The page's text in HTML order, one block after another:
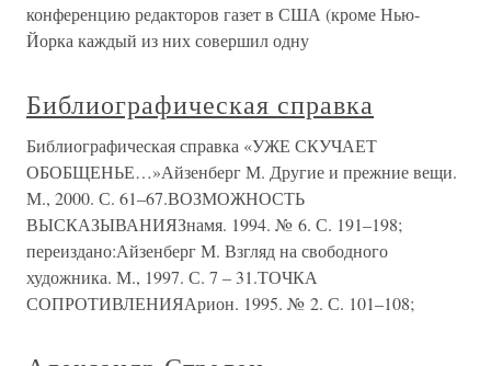
конференцию редакторов газет в США (кроме Нью-
Йорка каждый из них совершил одну
Библиографическая справка
Библиографическая справка «УЖЕ СКУЧАЕТ
ОБОБЩЕНЬЕ…»Айзенберг М. Другие и прежние вещи.
М., 2000. С. 61–67.ВОЗМОЖНОСТЬ
ВЫСКАЗЫВАНИЯЗнамя. 1994. № 6. С. 191–198;
переиздано:Айзенберг М. Взгляд на свободного
художника. М., 1997. С. 7 – 31.ТОЧКА
СОПРОТИВЛЕНИЯАрион. 1995. № 2. С. 101–108;